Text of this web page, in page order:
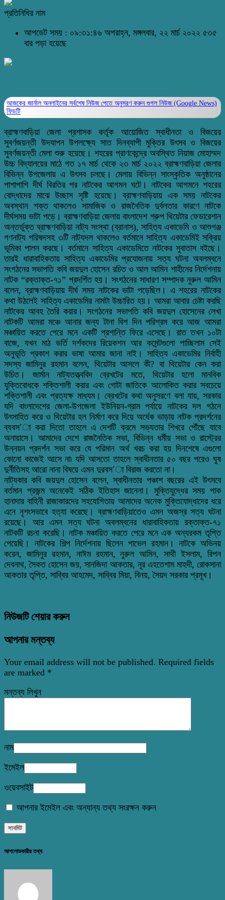
প্রতিনিধির নাম
আপডেট সময় : ০৯:৩১:৪৬ অপরাহ্ন, মঙ্গলবার, ২২ মার্চ ২০২২ ৫৩৫
বার পড়া হয়েছে
আজকের জার্নাল অনলাইনের সর্বশেষ নিউজ পেতে অনুসরণ করুন গুগল নিউজ (Google News)
ফিডটি
ব্রাহ্মণবাড়িয়া জেলা প্রশাসক কর্তৃক আয়োজিত স্বাধীনতা ও বিজয়ের
সুবর্ণজয়ন্তী উদযাপন উপলক্ষ্যে সাত দিনব্যাপী মুক্তির উৎসব ও বিজয়ের
সুবর্ণজয়ন্তী মেলা শুরু হয়েছে। শহরের প্রাণকেন্দ্রে অবস্থিত নিয়াজ মোহাম্মদ
উচ্চ বিদ্যালয়ের মাঠে গত ১৭ মার্চ থেকে ২৩ মার্চ ২০২২ ব্রাহ্মণবাড়িয়া জেলার
বিভিন্ন উপজেলায় এ উৎসব চলছে। মেলায় বিভিন্ন সাংস্কৃতিক অনুষ্ঠানের
পাশাপাশি দীর্ঘ বিরতির পর নাটকের আগমন ঘটে। নাটকের আগমনে শহরের
বোদ্ধাদের মাঝে উচ্ছাস সৃষ্টি হয়েছে। ব্রাহ্মণবাড়িয়ায় এক সময় নাটকের
অবস্থান শক্ত থাকলেও সামাজিক ও রাজনৈতিক দুর্বলতার কারণে নাটকে
দীর্ঘসময় ভাটা পড়ে। ব্রাহ্মণবাড়িয়া জেলায় বাংলাদেশ গ্রুপ থিয়েটার ফেডারেশান
অন্তর্ভুক্ত ব্রাহ্মণবাড়িয়া নাট্য সংস্থা (ব্রানাস), সাহিত্য একাডেমি ও আশুগঞ্জ
গণনাট্য পরিষদসহ ৩টি নাট্যদল থাকলেও বর্তমানে সাহিত্য একাডেমিই সক্রিয়
ভূমিকা পালন করছে। বর্তমানে সাহিত্য একাডেমিতে নাটকের সুবাতাস বইছে।
তারই ধারাবাহিকতায় সাহিত্য একাডেমির প্রযোজনায় সত্য ঘটনা অবলম্বনে
সংগঠনের সভাপতি কবি জয়দুল হোসেন রচিত ও আল আমিন শাহীনের নির্দেশনায়
নাটক “রক্তাক্ত-৭১” প্রদর্শিত হয়। সংগঠনের সাধারণ সম্পাদক নুরুল আমিন
বলেন, ব্রাহ্মণবাড়িয়ায় দীর্ঘ সময় নাটকের ভাটা পড়েছিল। এ শহরের নাটকের
কথা উঠলেই সাহিত্য একাডেমির নামটা উচ্চারিত হয়। আমরা আবার চেষ্টা করছি
নাটকের আবহ তৈরি করার। সংগঠনের সভাপতি কবি জয়দুল হোসেনের লেখা
নাটকটি আমরা মঞ্চে আনার জন্য টানা বিশ দিন পরিশ্রম করে আজ আমরা
মঞ্চায়িত করতে পেরে মনে একটি প্রশান্তি ফিরে এসেছে। রাত তখন ১০টা
বাজে, যখন মাঠ ভর্তি দর্শকদের রিয়েকশন আর কমেন্টগুলো পাচ্ছিলাম সেই
অনুভূতি প্রকাশ করার ভাষা আমার জানা নাই। সাহিত্য একাডেমির নির্বাহী
সদস্য জামিনুর রহমান বলেন, থিয়েটার আসলে কী? বা থিয়েটার কেন করা
উচিত। জার্মান নাট্যতত্ত্ববিদ ব্রেখটের মতে, থিয়েটার হলো মানবিক
যুক্তিবোধকে শক্তিশালী করার এবং গোটা জাতিকে আলোকিত করার সবচেয়ে
শক্তিশালী এবং প্রত্যক্ষ মাধ্যম। ব্রেখটের কথা অনুসরণে বলা যায়, সরকার
যদি বাংলাদেশের জেলা-উপজেলা ইউনিয়ন-গ্রাম পর্যায়ে নাটকের দল গঠনে
উৎসাহিত করে ও থিয়েটার হল নির্মাণ করে দিয়ে অর্ধেক ভাড়ায় নাটক প্রদর্শনের
ব্যবস’া করা দিতো তাহলে এ দেশটি ক্রমে সভ্যতার শিখরে পৌঁছে যাবে
অনায়াসে। আমাদের দেশে রাজনৈতিক সভা, বিভিন্ন ধর্মীয় সভা ও রাস্ট্রের
উন্নয়ন প্রদর্শন সভা করে যে পরিমান অর্থ খরচ করা হয় দিনশেষে এগুলো
কোনো কাজেই আসে না৷ যদি আসতো তাহলে স্বাধীনতার ৫০ বছর পরেও ঘুষ
দুর্নীতিসহ আরো নানা বিষয়ে এমন দুরবস’া বিরাজ করতো না।
নাট্যকার কবি জয়দুল হোসেন বলেন, স্বাধীনতার পঞ্চাশ বছরের এই উৎসবে
বর্তমান প্রজন্ম অনেকেই সঠিক ইতিহাস জানেনা। মুক্তিযুদ্ধের সময় পাক
হানাদার বাহিনী রাজাকারদের সহযোগিতায় আমাদের অনেক মুক্তিযোদ্ধাদের ধরে
এনে নৃশংসভাবে হত্যা করেছে। ব্রাহ্মণবাড়িয়াতেও এমন অজস্র সত্য ঘটনা
রয়েছে। আর এমন সত্য ঘটনা অবলম্বনের ধারাবাহিকতায় রক্তাক্ত-৭১
নাটকটি রচনা করেছি। নাটক মঞ্চায়িত করতে পেরে মনে এক অন্যরকম তৃপ্তি
পেয়েছি। নাটকের শিল্প নির্দেশনায় ছিলেন পাভেল রহমান। নাটকে অভিনয়
করেন, জামিনুর রহমান, নাঈম রহমান, নুরুল আমিন, সাথী ইসলাম, রিপন
দেবনাথ, সৈকত হোসেন জয়, সানজিদা আকতার, নূর এহতেশাম মাহদী, রোকসানা
আকতার তৃপ্তি, সাব্বির আহমেদ, সাব্বির মিয়া, বিনয়, সৈয়দ সরকার প্রমূখ।
নিউজটি শেয়ার করুন
আপনার মন্তব্য
Your email address will not be published. Required fields
are marked *
মন্তব্য লিখুন
নাম
ইমেইল
ওয়েবসাইট
আপনার ইমেইল এবং অন্যান্য তথ্য সংরক্ষন করুন
আপলোডকারীর তথ্য